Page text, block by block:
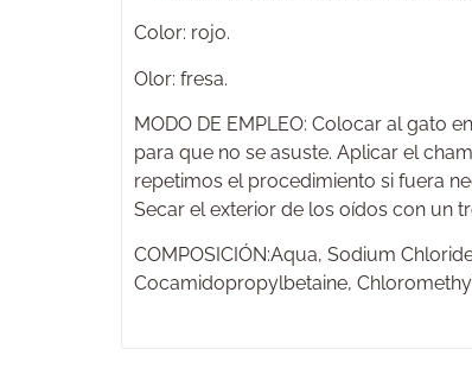
Color: rojo.
Olor: fresa.
MODO DE EMPLEO: Colocar al gato
para que no se asuste. Aplicar el
repetimos el procedimiento si fuera
Secar el exterior de los oídos con un
COMPOSICIÓN:Aqua, Sodium
Cocamidopropylbetaine,